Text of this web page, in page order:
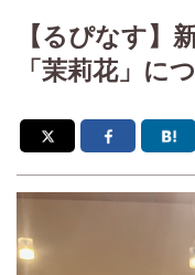
【るぴなす】
「茉莉花」に